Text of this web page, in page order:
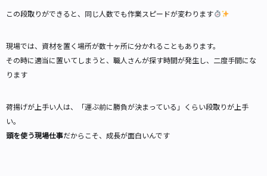
この段取りができると、同じ人数でも作業スピードが変わります
現場では、資材を置く場所が数十ヶ所に分かれることもあります。
その時に適当に置いてしまうと、職人さんが探す時間が発生し、二度手間にな
ります
荷揚げが上手い人は、「運ぶ前に勝負が決まっている」くらい段取りが上手
い。
頭を使う現場仕事だからこそ、成長が面白いんです